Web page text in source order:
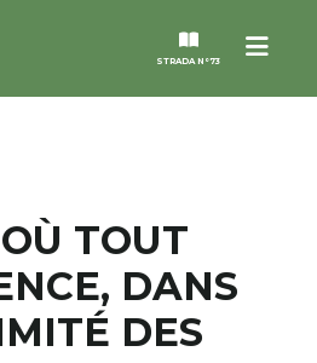
Menu
STRADA N°73
TOUT
DANS
DES